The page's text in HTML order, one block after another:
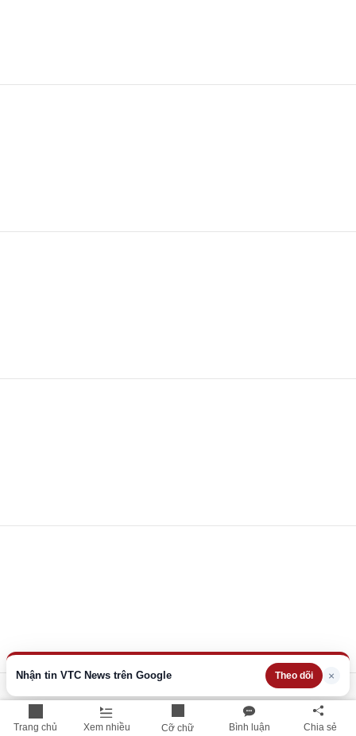
Trang chủ Xem nhiều Cỡ chữ Bình luận Chia sẻ
Nhận tin VTC News trên Google Theo dõi ×